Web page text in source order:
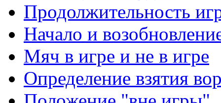
Продолжительность
Начало и
Мяч в игре и не в игре
Определение взятия